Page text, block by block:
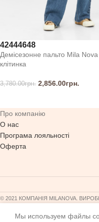
42444648
Демісезонне пальто Mila
клітинка
3,780.00грн. 2,856.00грн.
Про компанію
О нас
Програма лояльності
Оферта
© 2021 КОМПАНІЯ MILANOVA.
Мы используем файлы